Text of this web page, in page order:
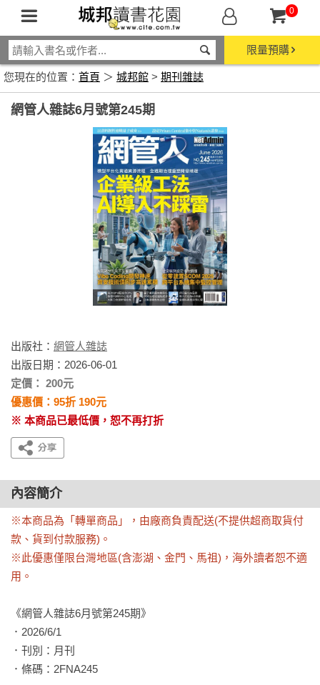
0
限量預購
您現在的位置： 首頁 ＞ 城邦館 > 期刊雜誌
網管人雜誌6月號第245期
出版社： 網管人雜誌
出版日期：2026-06-01
定價： 200元
優惠價：95折 190元
※ 本商品已最低價，恕不再打折
內容簡介
※本商品為「轉單商品」，由廠商負責配送(不提供超商取貨付
款、貨到付款服務)。
※此優惠僅限台灣地區(含澎湖、金門、馬祖)，海外讀者恕不適
用。
《網管人雜誌6月號第245期》
．2026/6/1
．刊別：月刊
．條碼：2FNA245